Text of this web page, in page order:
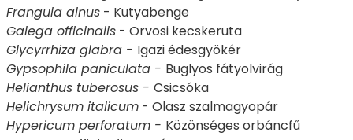
Frangula alnus - Kutyabenge
Galega officinalis - Orvosi kecskeruta
Glycyrrhiza glabra - Igazi édesgyökér
Gypsophila paniculata - Buglyos fátyolvirág
Helianthus tuberosus - Csicsóka
Helichrysum italicum - Olasz szalmagyopár
Hypericum perforatum - Közönséges orbáncfű